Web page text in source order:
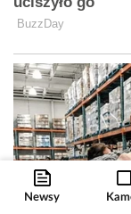
Newsy